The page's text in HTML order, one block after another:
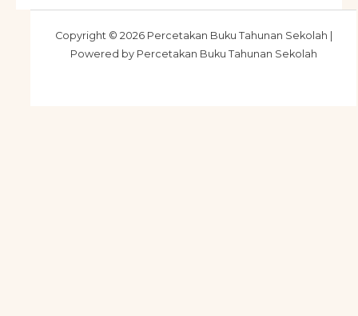
Copyright © 2026 Percetakan Buku Tahunan Sekolah |
Powered by Percetakan Buku Tahunan Sekolah